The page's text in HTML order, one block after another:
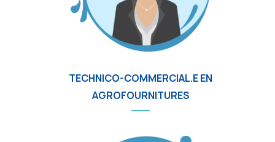
TECHNICO-COMMERCIAL.E EN
AGROFOURNITURES